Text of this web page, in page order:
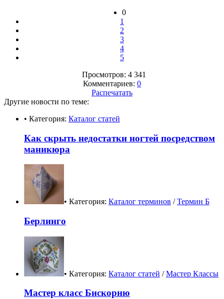
0
1
2
3
4
5
Просмотров: 4 341
Комментариев: 0
Распечатать
Другие новости по теме:
• Категория: Каталог статей
Как скрыть недостатки ногтей посредством
маникюра
• Категория: Каталог терминов /Термин Б
Берлинго
• Категория: Каталог статей /Мастер Классы
Мастер класс Бискорню